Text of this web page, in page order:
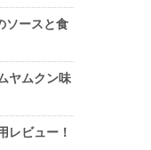
ソースと食
ヤムクン味
レビュー！